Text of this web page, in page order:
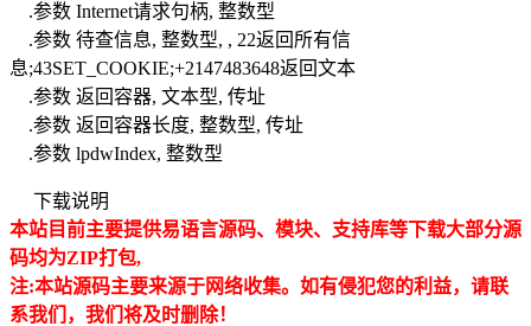
.参数 Internet请求句柄, 整数型
.参数 待查信息, 整数型, , 22返回所有信
息;43SET_COOKIE;+2147483648返回文本
.参数 返回容器, 文本型, 传址
.参数 返回容器长度, 整数型, 传址
.参数 lpdwIndex, 整数型
下载说明
本站目前主要提供易语言源码、模块、支持库等下载大部分源
码均为ZIP打包,
注:本站源码主要来源于网络收集。如有侵犯您的利益，请联
系我们，我们将及时删除！